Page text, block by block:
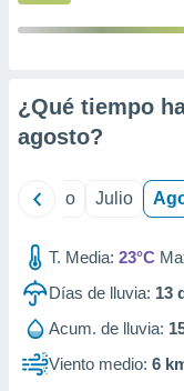
1199
¿Qué tiempo
agosto?
Junio Julio
T. Media: 23°C
Días de lluvia: 13
Acum. de lluvia:
Viento medio: 6